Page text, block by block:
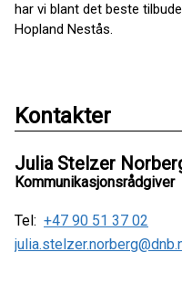
har vi blant det beste
Hopland Nestås.
Kontakter
Julia Stelzer
Kommunikasjonsrådgiver
Tel: +47 90 51 37 02